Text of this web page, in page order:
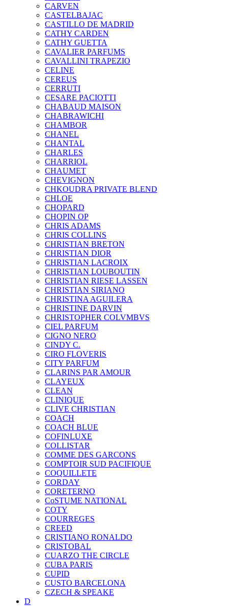
CARVEN
CASTELBAJAC
CASTILLO DE MADRID
CATHY CARDEN
CATHY GUETTA
CAVALIER PARFUMS
CAVALLINI TRAPEZIO
CELINE
CEREUS
CERRUTI
CESARE PACIOTTI
CHABAUD MAISON
CHABRAWICHI
CHAMBOR
CHANEL
CHANTAL
CHARLES
CHARRIOL
CHAUMET
CHEVIGNON
CHKOUDRA PRIVATE BLEND
CHLOE
CHOPARD
CHOPIN OP
CHRIS ADAMS
CHRIS COLLINS
CHRISTIAN BRETON
CHRISTIAN DIOR
CHRISTIAN LACROIX
CHRISTIAN LOUBOUTIN
CHRISTIAN RIESE LASSEN
CHRISTIAN SIRIANO
CHRISTINA AGUILERA
CHRISTINE DARVIN
CHRISTOPHER COLVMBVS
CIEL PARFUM
CIGNO NERO
CINDY C.
CIRO FLOVERIS
CITY PARFUM
CLARINS PAR AMOUR
CLAYEUX
CLEAN
CLINIQUE
CLIVE CHRISTIAN
COACH
COACH BLUE
COFINLUXE
COLLISTAR
COMME DES GARCONS
COMPTOIR SUD PACIFIQUE
COQUILLETE
CORDAY
CORETERNO
CoSTUME NATIONAL
COTY
COURREGES
CREED
CRISTIANO RONALDO
CRISTOBAL
CUARZO THE CIRCLE
CUBA PARIS
CUPID
CUSTO BARCELONA
CZECH & SPEAKE
D